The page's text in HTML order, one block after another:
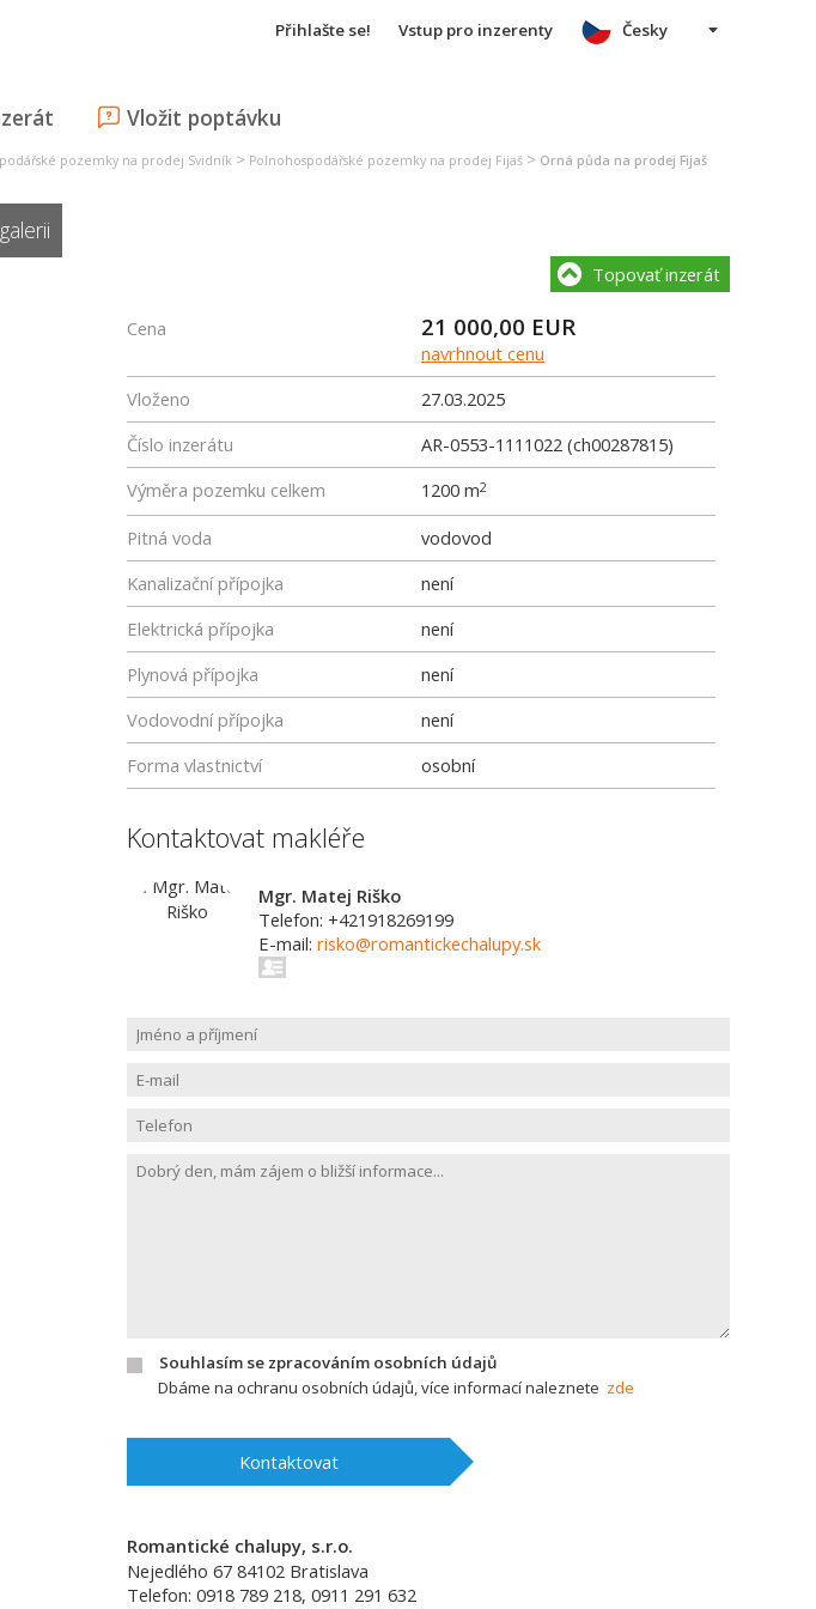
Přihlašte se! Vstup pro inzerenty
Vložit poptávku
Česky
pozemky na prodej Svidník > Polnohospodářské pozemky na prodej Fijaš > Orná půda na prodej Fijaš
Topovať inzerát
Cena 21 000,00 EUR
navrhnout cenu
Vloženo
27.03.2025
Číslo inzerátu
AR-0553-1111022 (ch00287815)
Výměra pozemku celkem
1200 m2
Pitná voda
vodovod
Kanalizační přípojka
není
Elektrická přípojka
není
Plynová přípojka
není
Vodovodní přípojka
není
Forma vlastnictví
osobní
Kontaktovat makléře
Mgr. Matej Riško
Telefon: +421918269199
E-mail: risko@romantickechalupy.sk
Souhlasím se zpracováním osobních údajů
Dbáme na ochranu osobních údajů, více informací naleznete zde
Kontaktovat
Romantické chalupy, s.r.o.
Nejedlého 67 84102 Bratislava
Telefon: 0918 789 218, 0911 291 632